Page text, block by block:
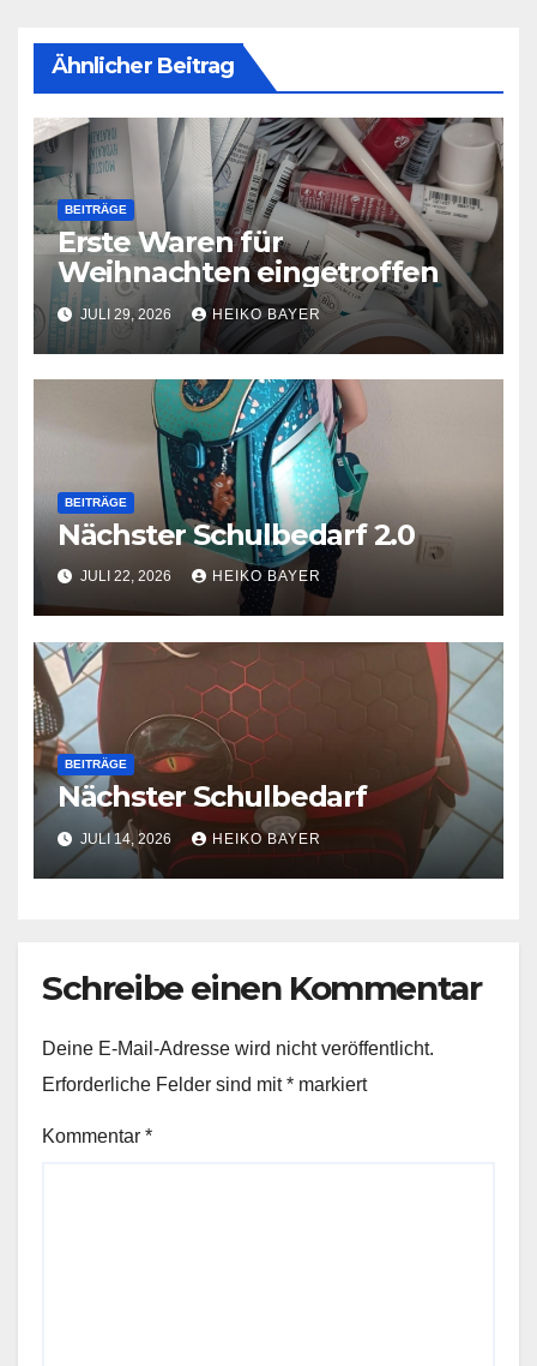
Ähnlicher Beitrag
BEITRÄGE
Erste Waren für
Weihnachten eingetroffen
JULI 29, 2026 HEIKO BAYER
BEITRÄGE
Nächster Schulbedarf 2.0
JULI 22, 2026 HEIKO BAYER
BEITRÄGE
Nächster Schulbedarf
JULI 14, 2026 HEIKO BAYER
Schreibe einen Kommentar
Deine E-Mail-Adresse wird nicht veröffentlicht.
Erforderliche Felder sind mit* markiert
Kommentar *